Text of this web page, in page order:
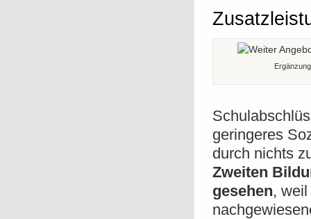
geringeres
durch nichts
Zweiten
gesehen,